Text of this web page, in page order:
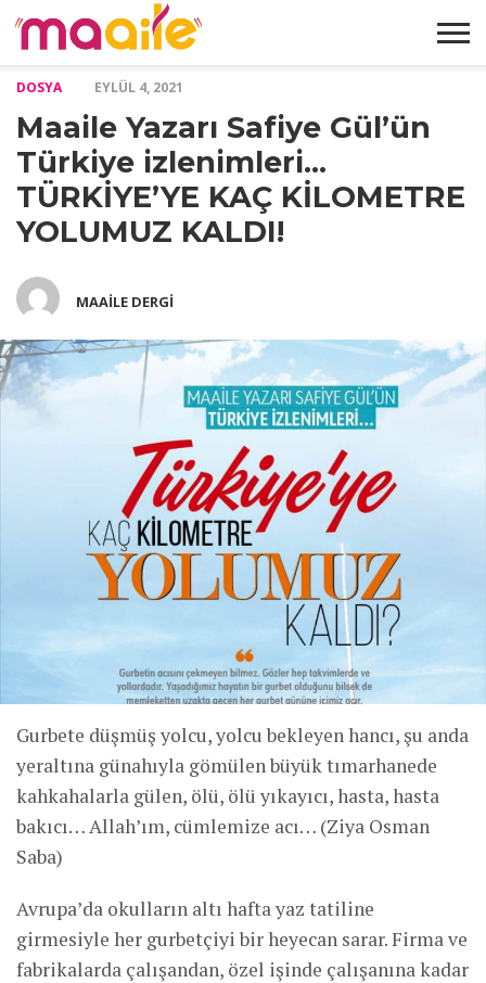
FORMU
DOSYA EYLÜL 4, 2021
Maaile Yazarı Safiye Gül’ün
Türkiye izlenimleri…
TÜRKİYE’YE KAÇ KİLOMETRE
YOLUMUZ KALDI!
MAAILE DERGI
Gurbete düşmüş yolcu, yolcu bekleyen hancı, şu anda
yeraltına günahıyla gömülen büyük tımarhanede
kahkahalarla gülen, ölü, ölü yıkayıcı, hasta, hasta
bakıcı… Allah’ım, cümlemize acı… (Ziya Osman
Saba)
Avrupa’da okulların altı hafta yaz tatiline
girmesiyle her gurbetçiyi bir heyecan sarar. Firma ve
fabrikalarda çalışandan, özel işinde çalışanına kadar